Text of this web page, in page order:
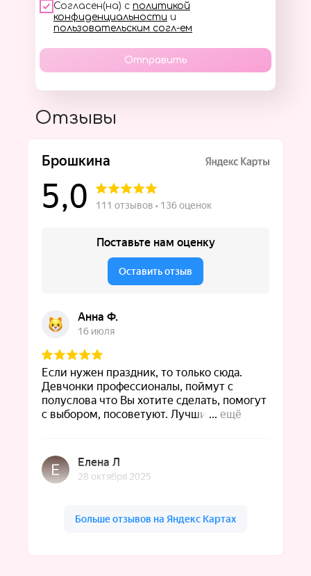
Согласен(на) с политикой
конфиденциальности и
пользовательским согл-ем
Отправить
Отзывы